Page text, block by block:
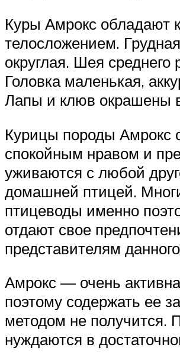
Куры Амрокс обладают
телосложением.
округлая. Шея среднего
Головка маленькая,
Лапы и клюв окрашены
Курицы породы Амрокс
спокойным нравом и
уживаются с любой
домашней птицей.
птицеводы именно
отдают свое
представителям
Амрокс — очень
поэтому содержать ее
методом не получится.
нуждаются в